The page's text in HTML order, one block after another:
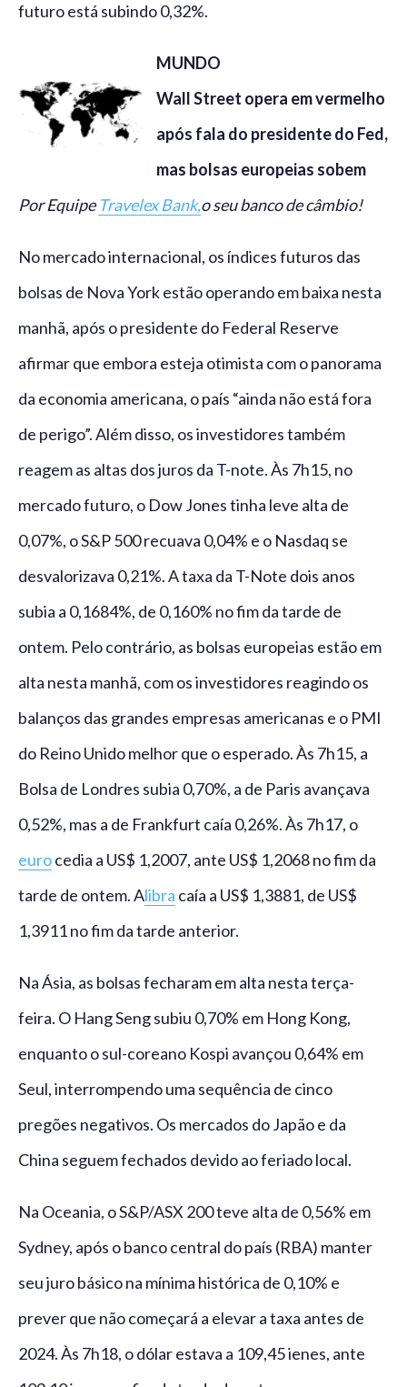
futuro está subindo 0,32%.
MUNDO
Wall Street opera em vermelho
após fala do presidente do Fed,
mas bolsas europeias sobem
Por EquipeTravelex Bank,o seu banco de câmbio!
No mercado internacional, os índices futuros das
bolsas de Nova York estão operando em baixa nesta
manhã, após o presidente do Federal Reserve
afirmar que embora esteja otimista com o panorama
da economia americana, o país “ainda não está fora
de perigo”. Além disso, os investidores também
reagem as altas dos juros da T-note. Às 7h15, no
mercado futuro, o Dow Jones tinha leve alta de
0,07%, o S&P 500 recuava 0,04% e o Nasdaq se
desvalorizava 0,21%. A taxa da T-Note dois anos
subia a 0,1684%, de 0,160% no fim da tarde de
ontem. Pelo contrário, as bolsas europeias estão em
alta nesta manhã, com os investidores reagindo os
balanços das grandes empresas americanas e o PMI
do Reino Unido melhor que o esperado. Às 7h15, a
Bolsa de Londres subia 0,70%, a de Paris avançava
0,52%, mas a de Frankfurt caía 0,26%. Às 7h17, o
eurocedia a US$ 1,2007, ante US$ 1,2068 no fim da
tarde de ontem. Alibra caía a US$ 1,3881, de US$
1,3911 no fim da tarde anterior.
Na Ásia, as bolsas fecharam em alta nesta terça-
feira. O Hang Seng subiu 0,70% em Hong Kong,
enquanto o sul-coreano Kospi avançou 0,64% em
Seul, interrompendo uma sequência de cinco
pregões negativos. Os mercados do Japão e da
China seguem fechados devido ao feriado local.
Na Oceania, o S&P/ASX 200 teve alta de 0,56% em
Sydney, após o banco central do país (RBA) manter
seu juro básico na mínima histórica de 0,10% e
prever que não começará a elevar a taxa antes de
2024. Às 7h18, o dólar estava a 109,45 ienes, ante